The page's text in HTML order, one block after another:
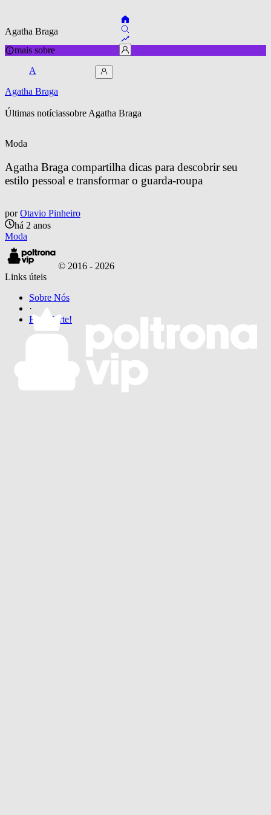
Agatha Braga
mais sobre
A
Agatha Braga
Últimas notíciassobre Agatha Braga
Moda
Agatha Braga compartilha dicas para descobrir seu
estilo pessoal e transformar o guarda-roupa
por Otavio Pinheiro
há 2 anos
Moda
© 2016 - 2026
Links úteis
Sobre Nós
·
Faça Parte!